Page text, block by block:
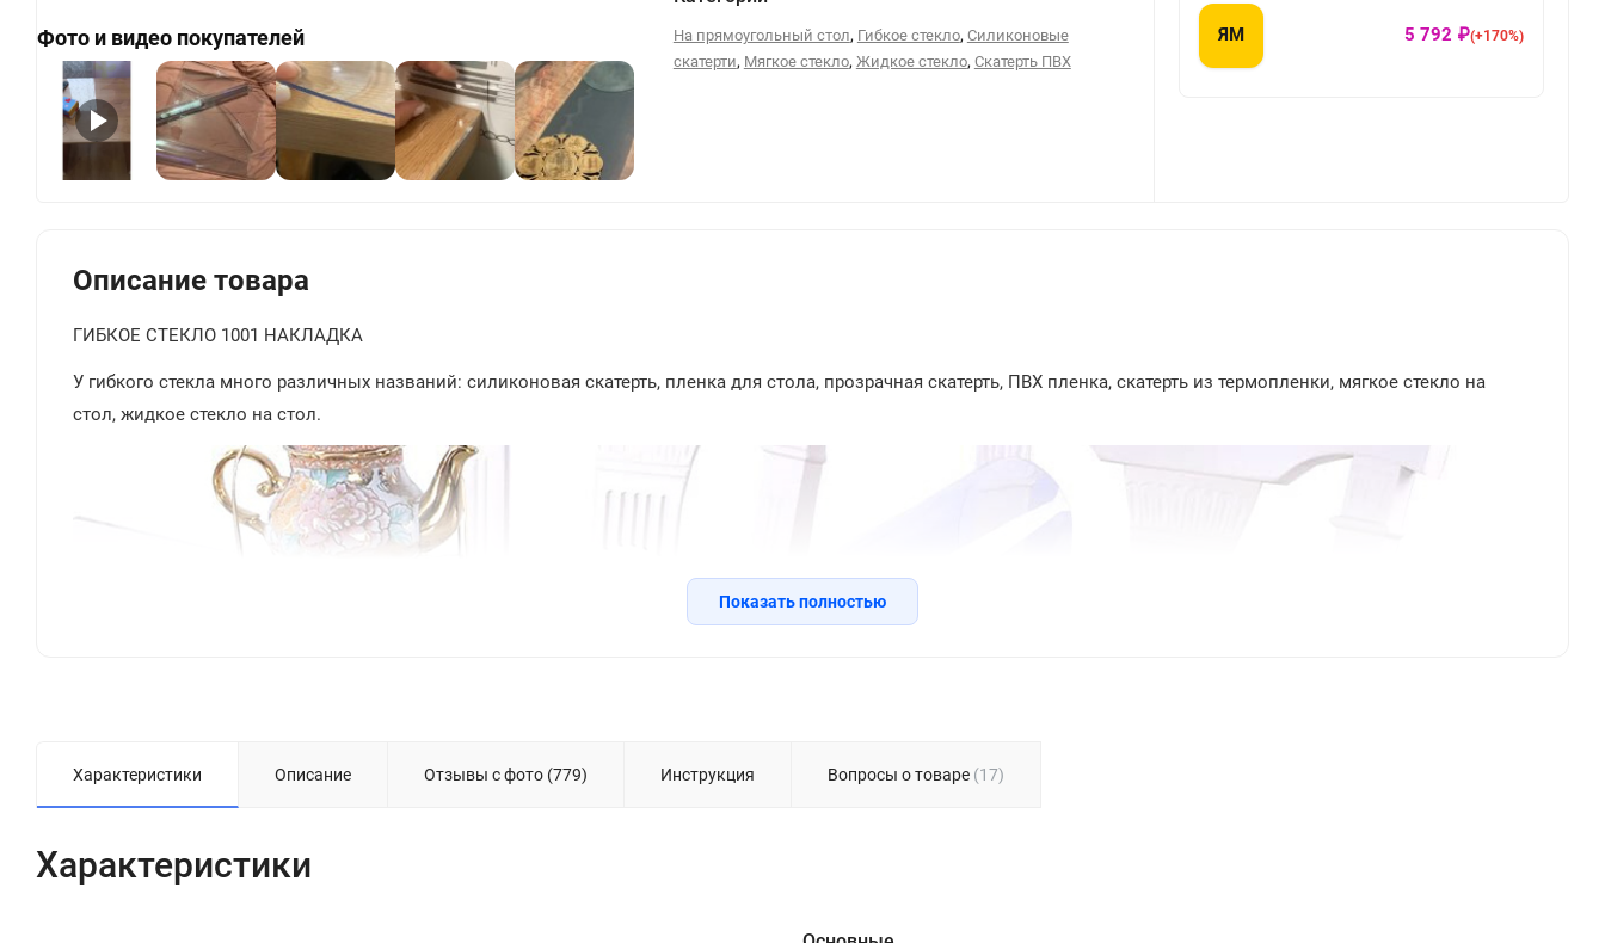
Фото и видео покупателей На прямоугольный стол, Гибкое стекло, Силиконовые
скатерти, Мягкое стекло, Жидкое стекло, Скатерть ПВХ
ЯМ 5 792 ₽(+170%)
Описание товара
ГИБКОЕ СТЕКЛО 1001 НАКЛАДКА
У гибкого стекла много различных названий: силиконовая скатерть, пленка для стола, прозрачная скатерть, ПВХ пленка, скатерть из термопленки, мягкое стекло на
стол, жидкое стекло на стол.
Показать полностью
Характеристики Описание Отзывы с фото (779) Инструкция Вопросы о товаре (17)
Характеристики